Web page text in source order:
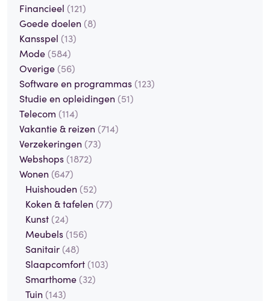
Financieel (121)
Goede doelen (8)
Kansspel (13)
Mode (584)
Overige (56)
Software en programmas (123)
Studie en opleidingen (51)
Telecom (114)
Vakantie & reizen (714)
Verzekeringen (73)
Webshops (1872)
Wonen (647)
Huishouden (52)
Koken & tafelen (77)
Kunst (24)
Meubels (156)
Sanitair (48)
Slaapcomfort (103)
Smarthome (32)
Tuin (143)